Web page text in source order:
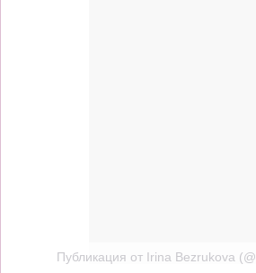
Публикация от Irina Bezrukova